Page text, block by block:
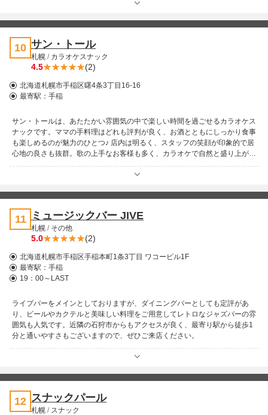
過ごせます。マスターの人柄とともに、ゆったりとしたひとときを味わえる
10 サン・トール
札幌 / カラオケスナック
4.5 (2)
北海道札幌市手稲区曙4条3丁目16-16
最寄駅： 手稲
サン・トールは、あたたかい雰囲気の中で楽しい時間を過ごせるカラオケス
ナックです。ママの手料理はどれも評判が良く、お酒とともにしっかり食事
も楽しめるのが魅力のひとつ♪ 店内は明るく、スタッフの笑顔が印象的で居
心地の良さも抜群。歌の上手なお客様も多く、カラオケで自然と盛り上がれ
るため、退屈することなく過ごせます。初めての方でも気軽に楽しめる、魅
11 ミュージックバー JIVE
札幌 / その他
5.0 (2)
北海道札幌市手稲区手稲本町1条3丁目 ワコービル1F
最寄駅： 手稲
19：00～LAST
ライブバーをメインとしておりますが、ダイニングバーとしても定評があ
り、ビールやカクテルと美味しい料理をご用意してレトロなジャズバーの雰
囲気も人気です。近隣の石狩市からもアクセスが良く、最寄り駅から徒歩1
分と通いやすさもございますので、ぜひご来店ください。
12 スナックパール
札幌 / スナック